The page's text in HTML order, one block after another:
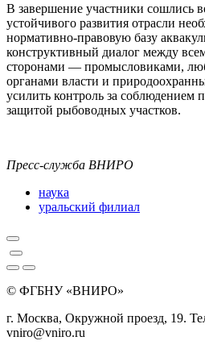
В завершение участники сошлись
устойчивого развития отрасли
нормативно‑правовую базу
конструктивный диалог между
сторонами — промысловиками,
органами власти и
усилить контроль за соблюдением
защитой рыбоводных участков.
Пресс-служба ВНИРО
наука
уральский филиал
© ФГБНУ «ВНИРО»
г. Москва, Окружной проезд, 19.
vniro@vniro.ru